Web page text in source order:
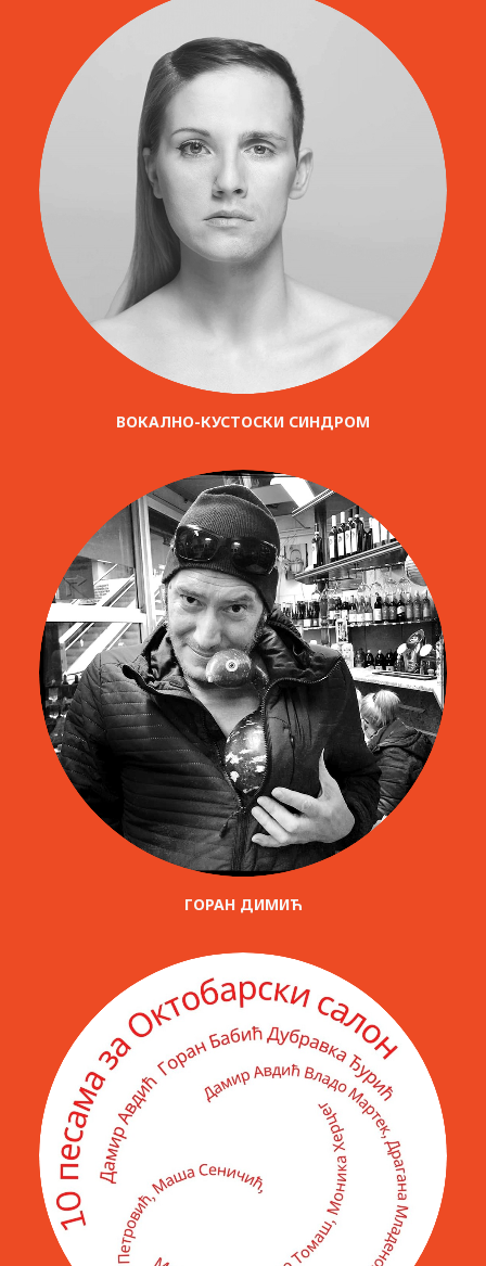
ВОКАЛНО-КУСТОСКИ СИНДРОМ
ГОРАН ДИМИЋ